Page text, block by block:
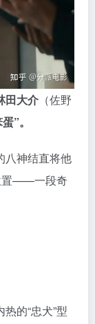
田大介 （佐野
”。
八神结直将他
置——一段奇
的“忠犬”型